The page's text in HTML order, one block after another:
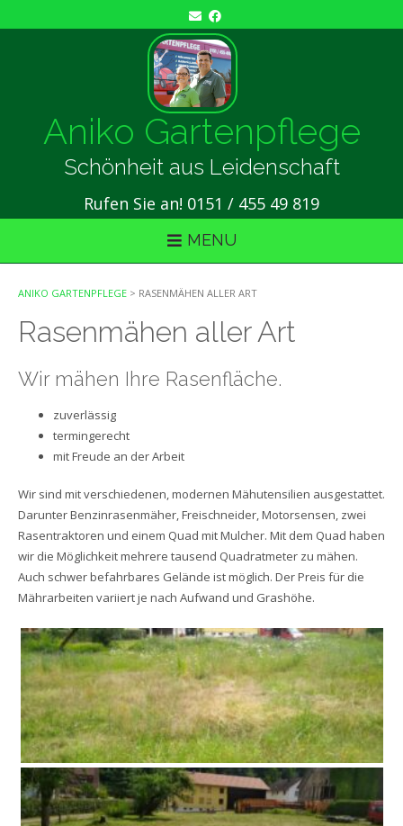
Aniko Gartenpflege
Schönheit aus Leidenschaft
Rufen Sie an! 0151 / 455 49 819
MENU
ANIKO GARTENPFLEGE > RASENMÄHEN ALLER ART
Rasenmähen aller Art
Wir mähen Ihre Rasenfläche.
zuverlässig
termingerecht
mit Freude an der Arbeit
Wir sind mit verschiedenen, modernen Mähutensilien ausgestattet.
Darunter Benzinrasenmäher, Freischneider, Motorsensen, zwei
Rasentraktoren und einem Quad mit Mulcher. Mit dem Quad haben
wir die Möglichkeit mehrere tausend Quadratmeter zu mähen.
Auch schwer befahrbares Gelände ist möglich. Der Preis für die
Mährarbeiten variiert je nach Aufwand und Grashöhe.